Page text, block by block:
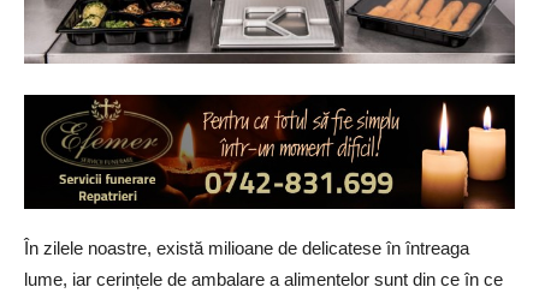
În zilele noastre, există milioane de delicatese în întreaga
lume, iar cerințele de ambalare a alimentelor sunt din ce în ce